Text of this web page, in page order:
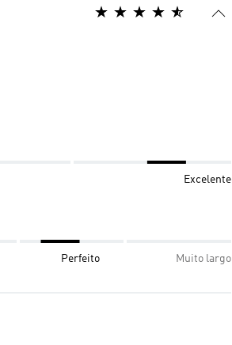
Excelente
Perfeito Muito largo